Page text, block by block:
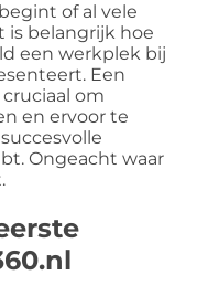
of al vele
is belangrijk hoe
een werkplek bij
Een
om
en ervoor te
Ongeacht waar